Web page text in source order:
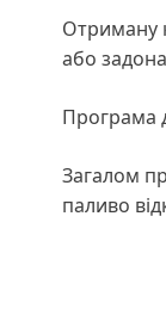
Отриману
або
Програма
Загалом
паливо